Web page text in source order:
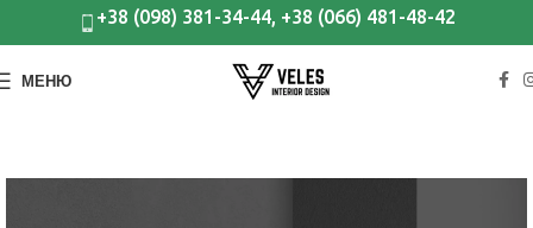
+38 (098) 381-34-44, +38 (066) 481-48-42
МЕНЮ